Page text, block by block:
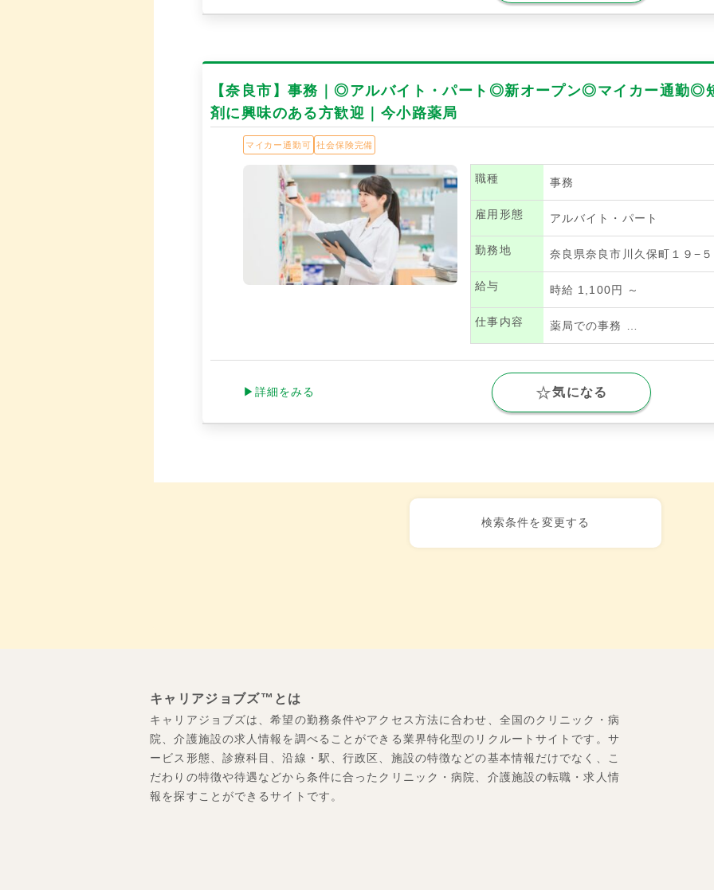
【奈良市】事務｜◎アルバイト・パート◎新オープン◎マイカー通勤◎
剤に興味のある方歓迎｜今小路薬局
マイカー通勤可 社会保険完備
職種 事務
雇用形態 アルバイト・パート
勤務地 奈良県奈良市川久保町１９−
給与 時給 1,100円 ～
仕事内容 薬局での事務
▶詳細をみる 気になる
検索条件を変更する
キャリアジョブズ™とは
キャリアジョブズは、希望の勤務条件やアクセス方法に合わせ、全国のクリニック・病
院、介護施設の求人情報を調べることができる業界特化型のリクルートサイトです。サ
ービス形態、診療科目、沿線・駅、行政区、施設の特徴などの基本情報だけでなく、こ
だわりの特徴や待遇などから条件に合ったクリニック・病院、介護施設の転職・求人情
報を探すことができるサイトです。